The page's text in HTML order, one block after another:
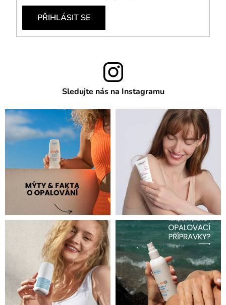
PŘIHLÁSIT SE
Sledujte nás na Instagramu